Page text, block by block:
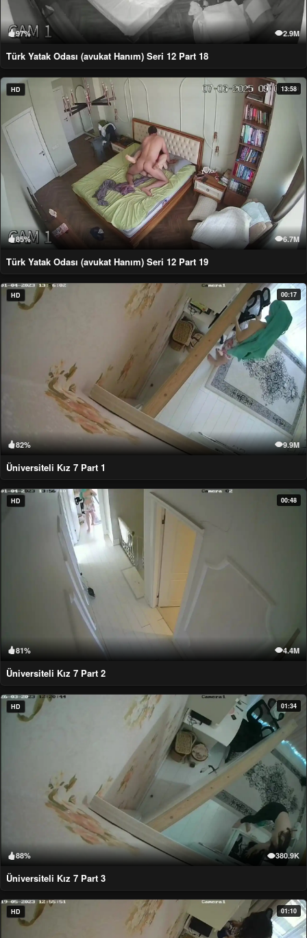
97% 2.9M
Türk Yatak Odası (avukat Hanım) Seri 12 Part 18
HD 13:58
85% 6.7M
Türk Yatak Odası (avukat Hanım) Seri 12 Part 19
HD 00:17
82% 9.9M
Üniversiteli Kız 7 Part 1
HD 00:48
81% 4.4M
Üniversiteli Kız 7 Part 2
HD 01:34
88% 380.9K
Üniversiteli Kız 7 Part 3
HD 01:10